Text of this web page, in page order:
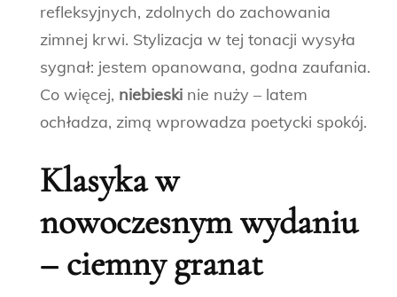
refleksyjnych, zdolnych do zachowania
zimnej krwi. Stylizacja w tej tonacji wysyła
sygnał: jestem opanowana, godna zaufania.
Co więcej, niebieski nie nuży – latem
ochładza, zimą wprowadza poetycki spokój.
Klasyka w
nowoczesnym wydaniu
– ciemny granat